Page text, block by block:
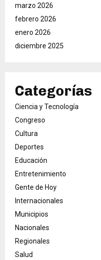
marzo 2026
febrero 2026
enero 2026
diciembre 2025
Categorías
Ciencia y Tecnología
Congreso
Cultura
Deportes
Educación
Entretenimiento
Gente de Hoy
Internacionales
Municipios
Nacionales
Regionales
Salud